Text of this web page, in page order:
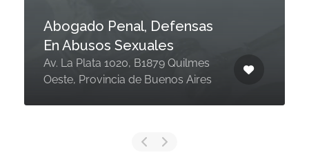
Abogado Penal, Defensas
En Abusos Sexuales
Av. La Plata 1020, B1879 Quilmes
Oeste, Provincia de Buenos Aires